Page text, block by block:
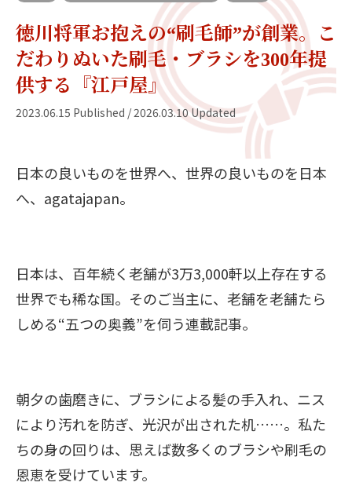
徳川将軍お抱えの“刷毛師”が創業。こ
だわりぬいた刷毛・ブラシを300年提
供する『江戸屋』
2023.06.15 Published / 2026.03.10 Updated
日本の良いものを世界へ、世界の良いものを日本
へ、agatajapan。
日本は、百年続く老舗が3万3,000軒以上存在する
世界でも稀な国。そのご当主に、老舗を老舗たら
しめる“五つの奥義”を伺う連載記事。
朝夕の歯磨きに、ブラシによる髪の手入れ、ニス
により汚れを防ぎ、光沢が出された机……。私た
ちの身の回りは、思えば数多くのブラシや刷毛の
恩恵を受けています。